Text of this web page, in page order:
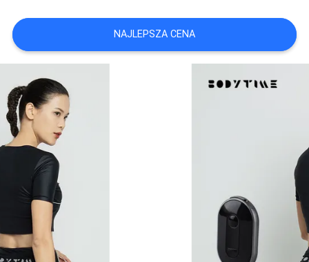
POPROSIĆ
WYCENĘ
SITEMAP
PRIVACY
POLICY
NAJLEPSZA CENA